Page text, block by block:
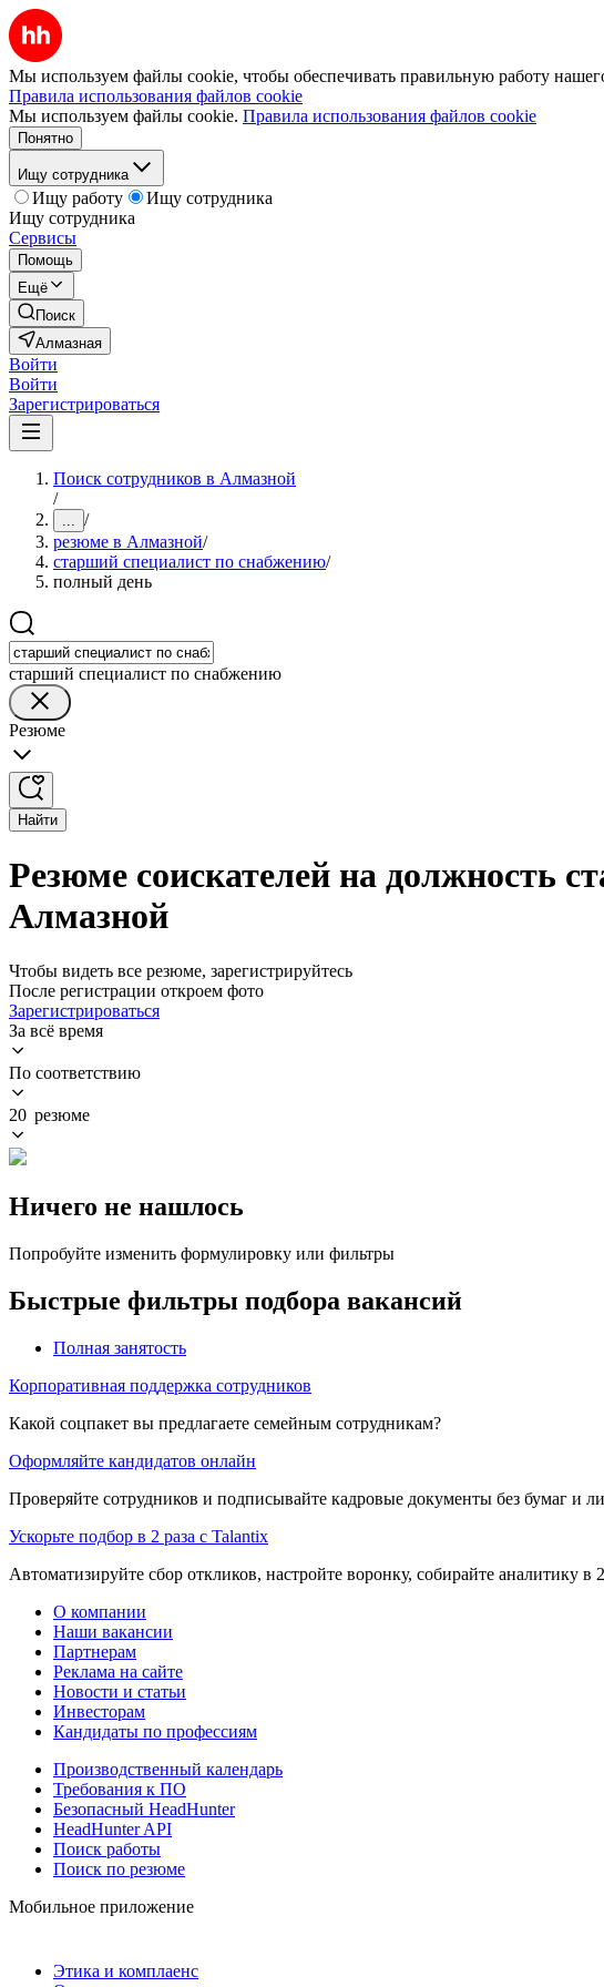
Мы используем файлы cookie, чтобы обеспечивать правильную работу
Правила использования файлов cookie
Мы используем файлы cookie. Правила использования файлов cookie
Понятно
Ищу сотрудника
Ищу работу
Ищу сотрудника
Ищу сотрудника
Сервисы
Помощь
Ещё
Поиск
Алмазная
Войти
Войти
Зарегистрироваться
Поиск сотрудников в Алмазной
/
... /
резюме в Алмазной/
старший специалист по снабжению/
полный день
старший специалист по снабжению
Резюме
Найти
Резюме соискателей на должность
Алмазной
Чтобы видеть все резюме, зарегистрируйтесь
После регистрации откроем фото
Зарегистрироваться
За всё время
По соответствию
20 резюме
Ничего не нашлось
Попробуйте изменить формулировку или фильтры
Быстрые фильтры подбора вакансий
Полная занятость
Корпоративная поддержка сотрудников
Какой соцпакет вы предлагаете семейным сотрудникам?
Оформляйте кандидатов онлайн
Проверяйте сотрудников и подписывайте кадровые документы без бумаг и
Ускорьте подбор в 2 раза с Talantix
Автоматизируйте сбор откликов, настройте воронку, собирайте аналитику в
О компании
Наши вакансии
Партнерам
Реклама на сайте
Новости и статьи
Инвесторам
Кандидаты по профессиям
Производственный календарь
Требования к ПО
Безопасный HeadHunter
HeadHunter API
Поиск работы
Поиск по резюме
Мобильное приложение
Этика и комплаенс